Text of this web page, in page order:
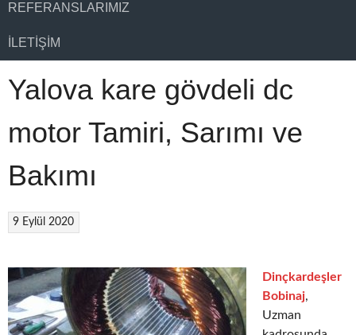
REFERANSLARIMIZ
İLETIŞIM
Yalova kare gövdeli dc
motor Tamiri, Sarımı ve
Bakımı
9 Eylül 2020
Dinçkardeşler
Bobinaj,
Uzman